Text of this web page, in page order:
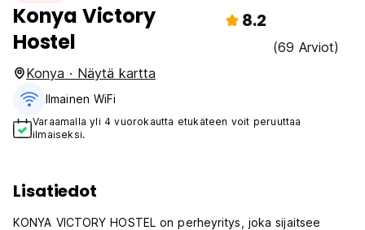
Konya Victory
Hostel
8.2
(69 Arviot)
Konya · Näytä kartta
Ilmainen WiFi
Varaamalla yli 4 vuorokautta etukäteen voit peruuttaa
ilmaiseksi.
Lisatiedot
KONYA VICTORY HOSTEL on perheyritys, joka sijaitsee